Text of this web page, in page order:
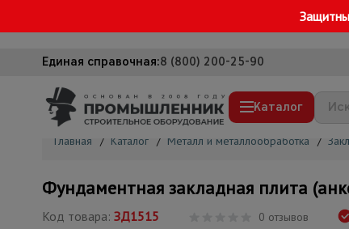
Единая справочная:8 (800) 200-25-90
Каталог
Вышки-туры
Подмости строительные
Главная / Каталог / Металл и металлообработка /
Фундаментная закладная плита
Код товара: ЗД1515 0 отзывов